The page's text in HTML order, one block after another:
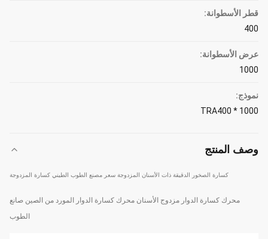
قطر الأسطوانة:
400
عرض الأسطوانة:
1000
نموذج:
TRA400 * 1000
وصف المنتج
كسارة الصخور الدقيقة ذات الأسنان المزدوجة سعر مصنع الطوب الطيني كسارة المزدوجة
محرك كسارة الدوار مزدوج الأسنان محرك كسارة الدوار المورد من الصين صانع
الطوب